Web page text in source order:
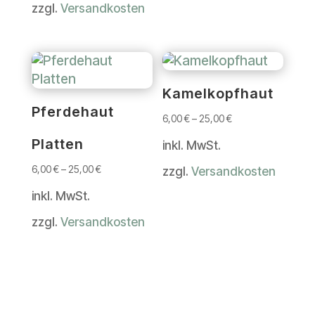
zzgl. Versandkosten
Pferdehaut
Platten
6,00€– 25,00€
inkl. MwSt.
zzgl. Versandkosten
Kamelkopfhaut
6,00€– 25,00€
inkl. MwSt.
zzgl.Versandkosten